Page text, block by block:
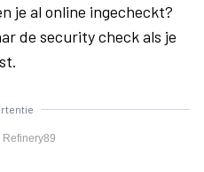
je al online ingecheckt?
de security check als je